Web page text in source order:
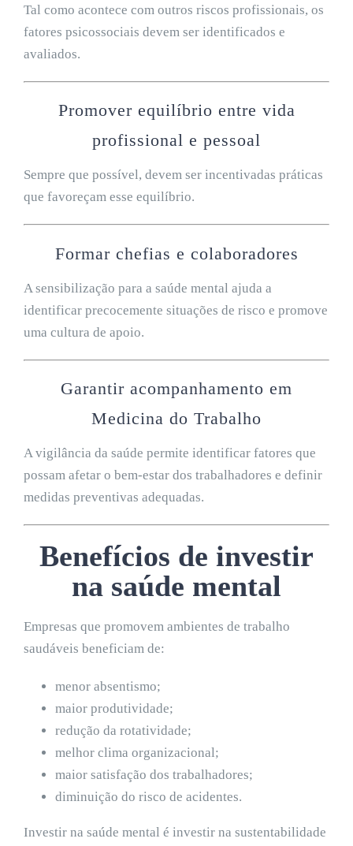
Tal como acontece com outros riscos profissionais, os
fatores psicossociais devem ser identificados e
avaliados.
Promover equilíbrio entre vida
profissional e pessoal
Sempre que possível, devem ser incentivadas práticas
que favoreçam esse equilíbrio.
Formar chefias e colaboradores
A sensibilização para a saúde mental ajuda a
identificar precocemente situações de risco e promove
uma cultura de apoio.
Garantir acompanhamento em
Medicina do Trabalho
A vigilância da saúde permite identificar fatores que
possam afetar o bem-estar dos trabalhadores e definir
medidas preventivas adequadas.
Benefícios de investir
na saúde mental
Empresas que promovem ambientes de trabalho
saudáveis beneficiam de:
menor absentismo;
maior produtividade;
redução da rotatividade;
melhor clima organizacional;
maior satisfação dos trabalhadores;
diminuição do risco de acidentes.
Investir na saúde mental é investir na sustentabilidade